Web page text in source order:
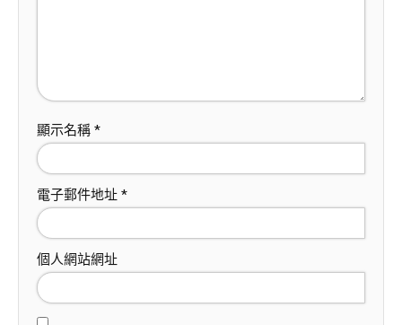
顯示名稱 *
電子郵件地址 *
個人網站網址